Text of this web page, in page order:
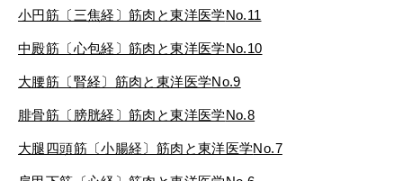
小円筋〔三焦経〕筋肉と東洋医学No.11
中殿筋〔心包経〕 筋肉と東洋医学No.10
大腰筋〔腎経〕筋肉と東洋医学No.9
腓骨筋〔膀胱経〕筋肉と東洋医学No.8
大腿四頭筋〔小腸経〕筋肉と東洋医学No.7